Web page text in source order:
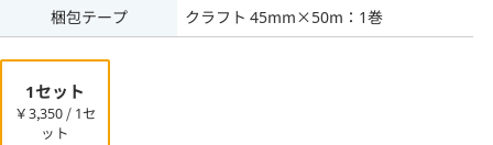
梱包テープ
クラフト 45mm×50m：1巻
1セット
￥3,350 / 1セ
ット